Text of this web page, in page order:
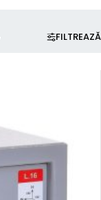
FILTREAZĂ